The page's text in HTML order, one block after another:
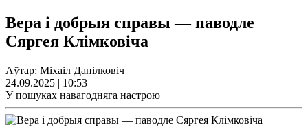
Вера і добрыя справы — паводле
Сяргея Клімковіча
Аўтар: Міхаіл Данілковіч
24.09.2025 | 10:53
У пошуках навагодняга настрою